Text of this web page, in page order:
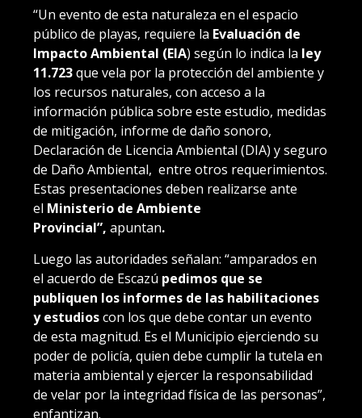
“Un evento de esta naturaleza en el espacio
público de playas, requiere la Evaluación de
Impacto Ambiental (EIA) según lo indica la ley
11.723que vela por la protección del ambiente y
los recursos naturales, con acceso a la
información pública sobre este estudio, medidas
de mitigación, informe de daño sonoro,
Declaración de Licencia Ambiental (DIA) y seguro
de Daño Ambiental, entre otros requerimientos.
Estas presentaciones deben realizarse ante
el Ministerio de Ambiente
Provincial”, apuntan.
Luego las autoridades señalan: “amparados en
el acuerdo de Escazú pedimos que se
publiquen los informes de las habilitaciones
y estudioscon los que debe contar un evento
de esta magnitud. Es el Municipio ejerciendo su
poder de policía, quien debe cumplir la tutela en
materia ambiental y ejercer la responsabilidad
de velar por la integridad física de las personas”,
enfantizan.